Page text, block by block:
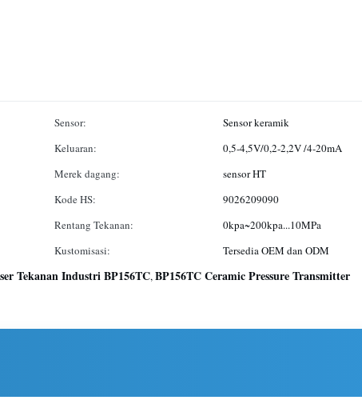
Sensor:
Sensor keramik
Keluaran:
0,5-4,5V/0,2-2,2V /4-20mA
Merek dagang:
sensor HT
Kode HS:
9026209090
Rentang Tekanan:
0kpa~200kpa...10MPa
Kustomisasi:
Tersedia OEM dan ODM
Tekanan Industri BP156TC,BP156TC Ceramic Pressure Transmitter